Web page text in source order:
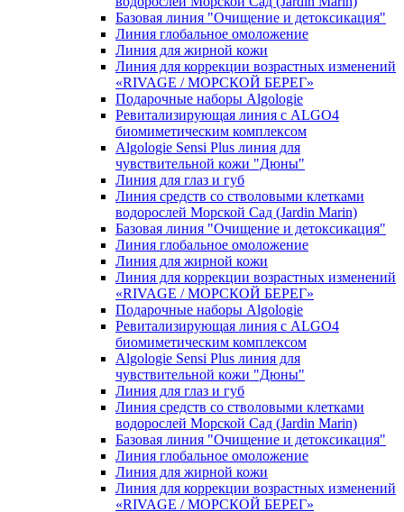
Базовая линия "Очищение и детоксикация"
Линия глобальное омоложение
Линия для жирной кожи
Линия для коррекции возрастных изменений
«RIVAGE / МОРСКОЙ БЕРЕГ»
Подарочные наборы Algologie
Ревитализирующая линия с ALGO4
биомиметическим комплексом
Algologie Sensi Plus линия для
чувcтвительной кожи "Дюны"
Линия для глаз и губ
Линия средств со стволовыми клетками
водорослей Морской Сад (Jardin Marin)
Базовая линия "Очищение и детоксикация"
Линия глобальное омоложение
Линия для жирной кожи
Линия для коррекции возрастных изменений
«RIVAGE / МОРСКОЙ БЕРЕГ»
Подарочные наборы Algologie
Ревитализирующая линия с ALGO4
биомиметическим комплексом
Algologie Sensi Plus линия для
чувcтвительной кожи "Дюны"
Линия для глаз и губ
Линия средств со стволовыми клетками
водорослей Морской Сад (Jardin Marin)
Базовая линия "Очищение и детоксикация"
Линия глобальное омоложение
Линия для жирной кожи
Линия для коррекции возрастных изменений
«RIVAGE / МОРСКОЙ БЕРЕГ»